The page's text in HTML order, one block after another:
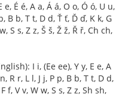
É é, A a, Á á, O o, Ó ó, U u,
B b, T t, D d, Ť ť, Ď ď, K k, G
S s, Z z, Š š, Ž ž, Ř ř, Ch ch,
I i, (Ee ee), Y y, E e, A
R r, L l, J j, P p, B b, T t, D d,
f, V v, W w, S s, Z z, Sh sh,